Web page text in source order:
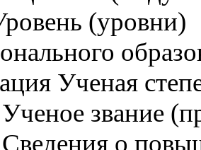
(уровни)
Ученая
звание
о